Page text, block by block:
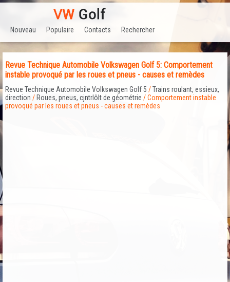
Nouveau Populaire Contacts Rechercher
Revue Technique Automobile Volkswagen Golf 5: Comportement
instable provoqué par les roues et pneus - causes et remèdes
Revue Technique Automobile Volkswagen Golf 5 /Trains roulant, essieux,
direction / Roues, pneus, cjntrlôlt de géométrie / Comportement instable
provoqué par les roues et pneus - causes et remèdes